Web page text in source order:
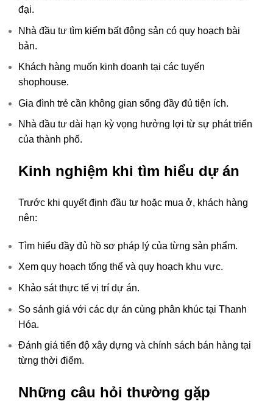
đại.
Nhà đầu tư tìm kiếm bất động sản có quy hoạch bài
bản.
Khách hàng muốn kinh doanh tại các tuyến
shophouse.
Gia đình trẻ cần không gian sống đầy đủ tiện ích.
Nhà đầu tư dài hạn kỳ vọng hưởng lợi từ sự phát triển
của thành phố.
Kinh nghiệm khi tìm hiểu dự án
Trước khi quyết định đầu tư hoặc mua ở, khách hàng
nên:
Tìm hiểu đầy đủ hồ sơ pháp lý của từng sản phẩm.
Xem quy hoạch tổng thể và quy hoạch khu vực.
Khảo sát thực tế vị trí dự án.
So sánh giá với các dự án cùng phân khúc tại Thanh
Hóa.
Đánh giá tiến độ xây dựng và chính sách bán hàng tại
từng thời điểm.
Những câu hỏi thường gặp